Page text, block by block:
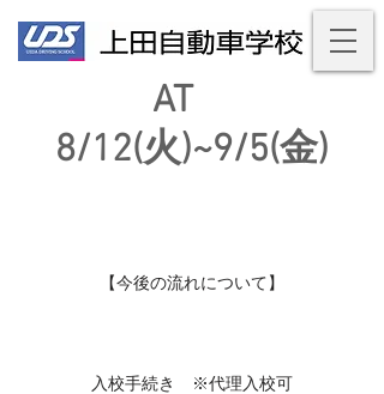
AT
8/12(火)~9/5(金)
【今後の流れについて】
入校手続き ※代理入校可